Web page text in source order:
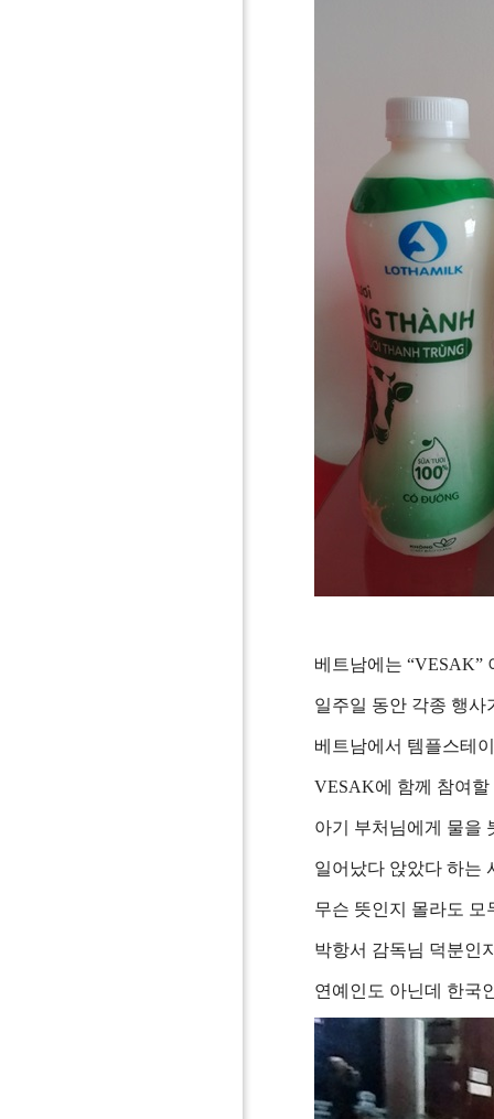
베트남에는 “VESAK”
일주일 동안 각종 행사
베트남에서 템플스테
VESAK에 함께 참여할
아기 부처님에게 물을
일어났다 앉았다 하는
무슨 뜻인지 몰라도
박항서 감독님 덕분인
연예인도 아닌데 한국